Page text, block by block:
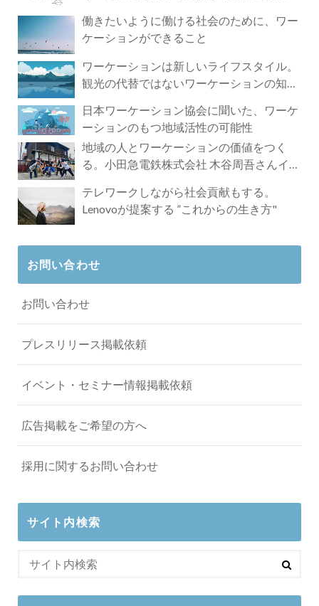
働きたいように働ける社会のために、ワー
ケーションができること
ワーケーションは新しいライフスタイル。
観光の代替ではないワーケーションの知ら
日本ワーケーション協会に聞いた、ワーケ
ーションのもつ地域活性の可能性
地域の人とワーケーションの価値をつく
る。小田急電鉄株式会社 木谷周吾さんイン
テレワークしながら社会貢献もする。
Lenovoが提案する ”これからの生き方"
お問い合わせ
お問い合わせ
プレスリリース掲載依頼
イベント・セミナー情報掲載依頼
広告掲載をご希望の方へ
採用に関するお問い合わせ
サイト内検索